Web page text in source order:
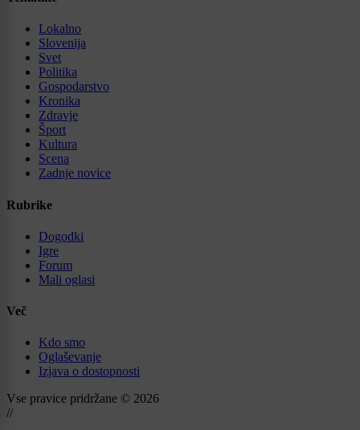
Lokalno
Slovenija
Svet
Politika
Gospodarstvo
Kronika
Zdravje
Šport
Kultura
Scena
Zadnje novice
Rubrike
Dogodki
Igre
Forum
Mali oglasi
Več
Kdo smo
Oglaševanje
Izjava o dostopnosti
Vse pravice pridržane © 2026
//